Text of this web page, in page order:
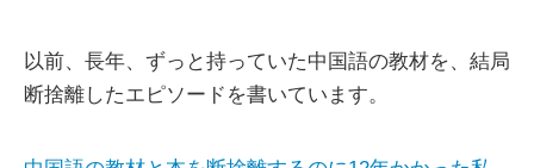
以前、長年、ずっと持っていた中国語の教材を、結局
断捨離したエピソードを書いています。